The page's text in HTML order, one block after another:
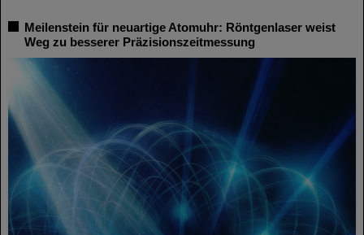
Meilenstein für neuartige Atomuhr: Röntgenlaser weist
Weg zu besserer Präzisionszeitmessung